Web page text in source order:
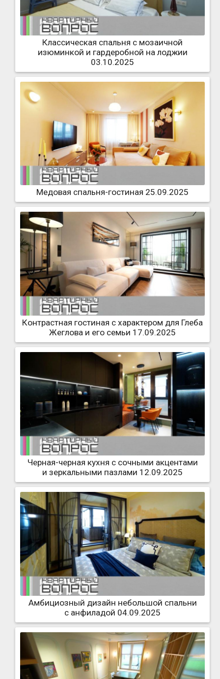
Классическая спальня с мозаичной
изюминкой и гардеробной на лоджии
03.10.2025
Медовая спальня-гостиная 25.09.2025
Контрастная гостиная с характером для Глеба
Жеглова и его семьи 17.09.2025
Черная-черная кухня с сочными акцентами
и зеркальными пазлами 12.09.2025
Амбициозный дизайн небольшой спальни
с анфиладой 04.09.2025